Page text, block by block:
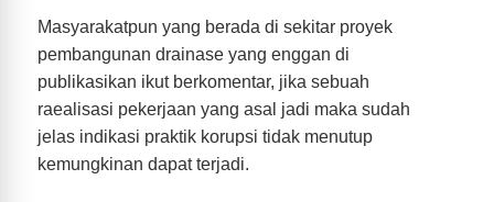
Masyarakatpun yang berada di sekitar proyek
pembangunan drainase yang enggan di
publikasikan ikut berkomentar, jika sebuah
raealisasi pekerjaan yang asal jadi maka sudah
jelas indikasi praktik korupsi tidak menutup
kemungkinan dapat terjadi.